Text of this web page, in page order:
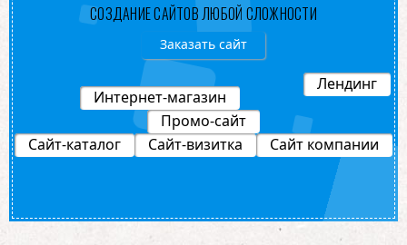
Лендинг
Промо-сайт
Интернет-магазин
СОЗДАНИЕ САЙТОВ ЛЮБОЙ СЛОЖНОСТИ
Заказать сайт
Сайт-каталог Сайт-визитка Сайт компании